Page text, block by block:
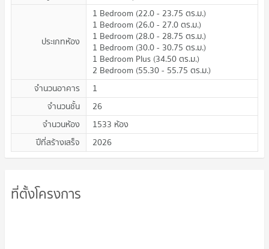
ประเภทห้อง
1 Bedroom (22.0 - 23.75 ตร.ม.)
1 Bedroom (26.0 - 27.0ตร.ม.)
1 Bedroom (28.0 - 28.75 ตร.ม.)
1 Bedroom (30.0 - 30.75 ตร.ม.)
1 Bedroom Plus (34.50ตร.ม.)
2 Bedroom (55.30 - 55.75 ตร.ม.)
จำนวนอาคาร
1
จำนวนชั้น
26
จำนวนห้อง
1533 ห้อง
ปีที่สร้างเสร็จ
2026
ที่ตั้งโครงการ